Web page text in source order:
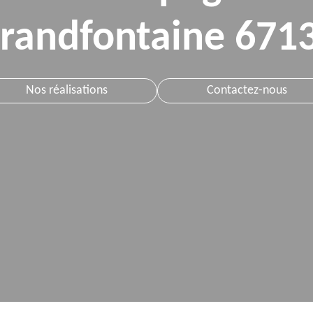
Nos réalisations Contactez-nous